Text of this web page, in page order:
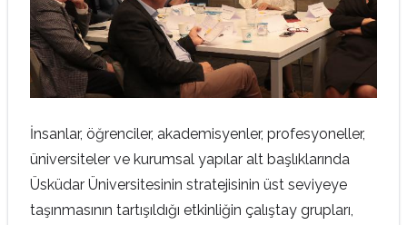
İnsanlar, öğrenciler, akademisyenler, profesyoneller,
üniversiteler ve kurumsal yapılar alt başlıklarında
Üsküdar Üniversitesinin stratejisinin üst seviyeye
taşınmasının tartışıldığı etkinliğin çalıştay grupları,